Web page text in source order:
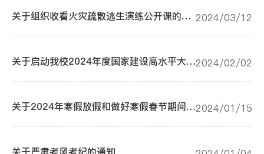
关于组织收看火灾疏散逃生演练公开课的通知 2024/03/12
关于启动我校2024年度国家建设高水平大学公派研究生项目--攻读博士学位研究生选派工作的通知2024/02/02
关于2024年寒假放假和做好寒假春节期间有关工作的通知2024/01/15
关于严肃考风考纪的通知